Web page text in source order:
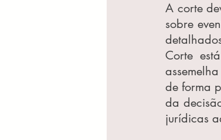
A corte
sobre
Corte
de forma
da
jurídicas